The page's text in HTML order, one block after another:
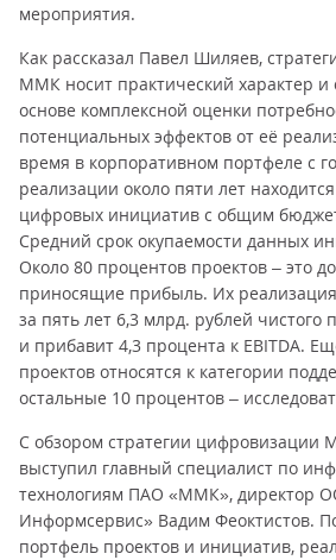
мероприятия.
Как рассказал Павел Шиляев,
ММК носит практический характер
основе комплексной оценки
потенциальных эффектов от её
время в корпоративном портфеле с
реализации около пяти лет
цифровых инициатив с общим
Средний срок окупаемости данных
Около 80 процентов проектов – это
приносящие прибыль. Их
за пять лет 6,3 млрд. рублей чистого
и прибавит 4,3 процента к EBITDA.
проектов относятся к категории
остальные 10 процентов –
С обзором стратегии
выступил главный специалист по
технологиям ПАО «ММК», директор
Информсервис» Вадим Феоктистов.
портфель проектов и инициатив,